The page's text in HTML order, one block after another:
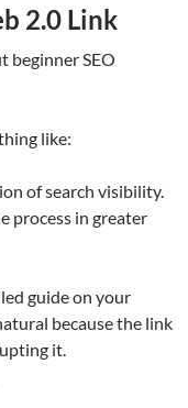
2.0 Link
beginner SEO
like:
of search visibility.
process in greater
guide on your
because the link
it.